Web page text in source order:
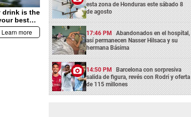
esta zona de Honduras este sábado 8
de agosto
17:46 PM Abandonados en el hospital,
así permanecen Nasser Hilsaca y su
hermana Básima
14:50 PM Barcelona con sorpresiva
salida de figura, revés con Rodri y oferta
de 115 millones